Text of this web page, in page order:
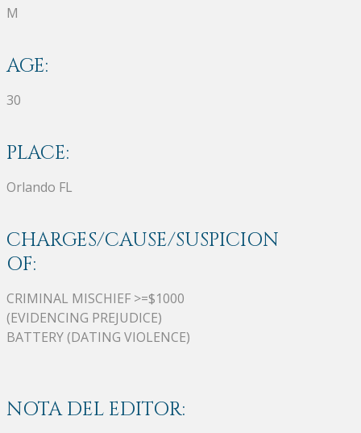
M
AGE:
30
PLACE:
Orlando FL
CHARGES/CAUSE/SUSPICION
OF:
CRIMINAL MISCHIEF >=$1000
(EVIDENCING PREJUDICE)
BATTERY (DATING VIOLENCE)
NOTA DEL EDITOR: